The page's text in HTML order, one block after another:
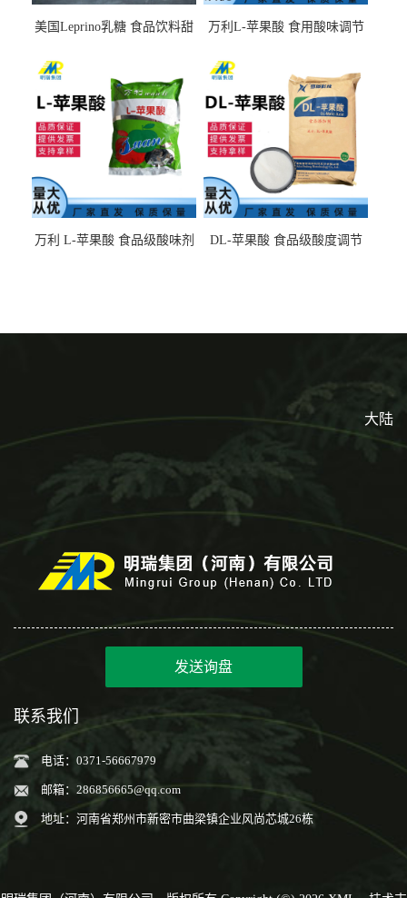
美国Leprino乳糖 食品饮料甜
万利L-苹果酸 食用酸味调节
1kg/袋
万利 L-苹果酸 食品级酸味剂
DL-苹果酸 食品级酸度调节
大陆
发送询盘
联系我们
电话：0371-56667979
邮箱： 286856665@qq.com
地址：河南省郑州市新密市曲梁镇企业风尚芯城26栋